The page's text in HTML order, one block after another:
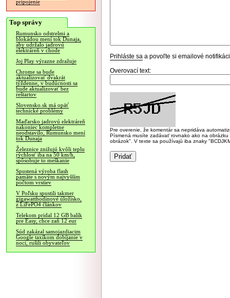
pripojenie
Top správy
Rumunsko odstrelmi a
blokádou mení tok Dunaja,
aby udržalo jadrovú
elektráreň v chode
Joj Play výrazne zdražuje
Chrome sa bude
aktualizovať dvakrát
týždenne, v budúcnosti sa
bude aktualizovať bez
reštartov
Slovensko.sk má opäť
technické problémy
Maďarsko jadrovú elektráreň
nakoniec kompletne
neodstavilo, Rumunsko mení
tok Dunaja
Železnice znižujú kvôli teplu
rýchlosť iba na 50 km/h,
spôsobuje to meškanie
Spustená výroba flash
pamäte s novým najvyšším
počtom vrstiev
V Poľsku spustili takmer
gigawatthodinové úložisko,
z LiFePO4 článkov
Telekom pridal 12 GB balík
pre Easy, chce zaň 12 eur
Súd zakázal samojazdiacim
Google taxíkom dobíjanie v
noci, rušili obyvateľov
Prihláste sa a povoľte si emailové
Overovací text:
Pre overenie, že komentár sa nepridáva
Písmená musíte zadávať rovnako ako na
obrázok". V texte sa používajú iba znaky